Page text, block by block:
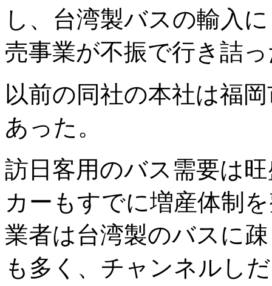
し、台湾製バスの輸入
売事業が不振で行き詰
以前の同社の本社は福
あった。
訪日客用のバス需要は
カーもすでに増産体制
業者は台湾製のバスに
も多く、チャンネルし